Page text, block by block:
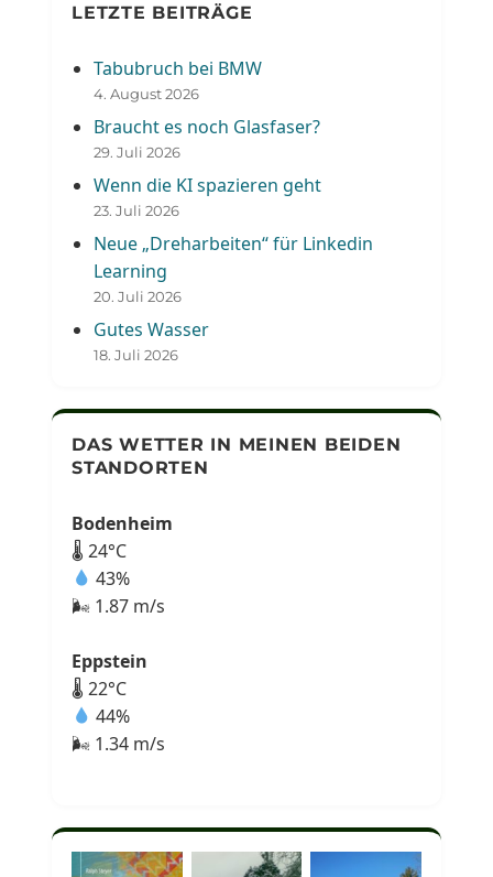
LETZTE BEITRÄGE
Tabubruch bei BMW
4. August 2026
Braucht es noch Glasfaser?
29. Juli 2026
Wenn die KI spazieren geht
23. Juli 2026
Neue „Dreharbeiten“ für Linkedin
Learning
20. Juli 2026
Gutes Wasser
18. Juli 2026
DAS WETTER IN MEINEN BEIDEN
STANDORTEN
Bodenheim
🌡 24°C
43%
🌬 1.87 m/s
Eppstein
🌡 22°C
44%
🌬 1.34 m/s